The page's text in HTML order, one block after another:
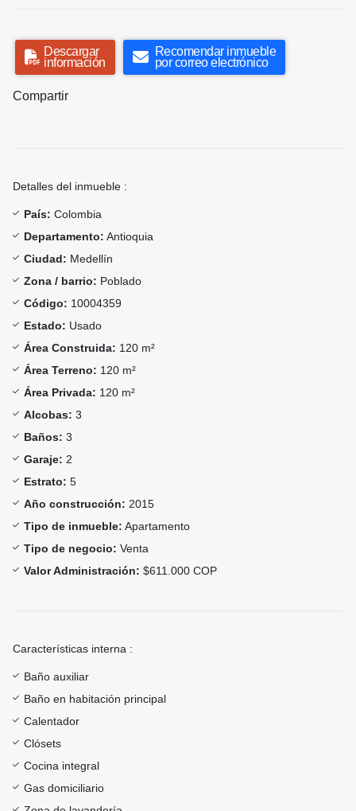
Descargar
información
Recomendar inmueble
por correo electrónico
Compartir
Detalles del inmueble :
País: Colombia
Departamento: Antioquia
Ciudad: Medellín
Zona / barrio: Poblado
Código: 10004359
Estado: Usado
Área Construida: 120 m²
Área Terreno: 120 m²
Área Privada: 120 m²
Alcobas: 3
Baños: 3
Garaje: 2
Estrato: 5
Año construcción: 2015
Tipo de inmueble: Apartamento
Tipo de negocio: Venta
Valor Administración: $611.000 COP
Características interna :
Baño auxiliar
Baño en habitación principal
Calentador
Clósets
Cocina integral
Gas domiciliario